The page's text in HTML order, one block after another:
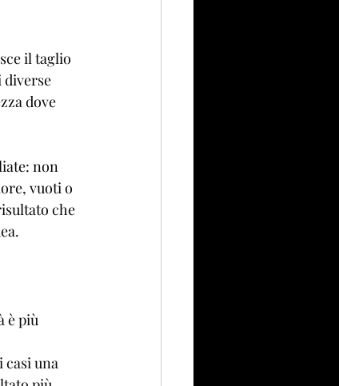
il taglio
diverse
dove
non
vuoti o
che
è più
casi una